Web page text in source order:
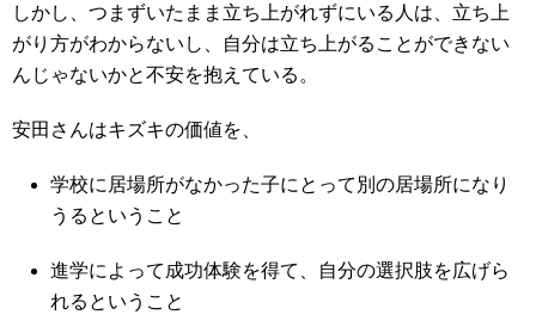
しかし、つまずいたまま立ち上がれずにいる人は、立ち上
がり方がわからないし、自分は立ち上がることができない
んじゃないかと不安を抱えている。
安田さんはキズキの価値を、
学校に居場所がなかった子にとって別の居場所になり
うるということ
進学によって成功体験を得て、自分の選択肢を広げら
れるということ